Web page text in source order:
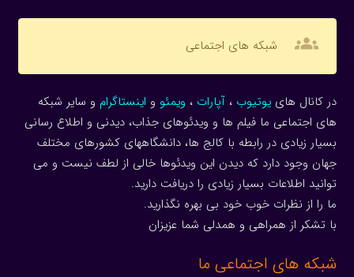
groups شبکه های اجتماعی
در کانال هاییوتیوب ، آپارات ، ویمئو و اینستاگرام و سایر شبکه
های اجتماعی ما فیلم ها و ویدئوهای جذاب، دیدنی و اطلاع رسانی
بسیار زیادی در رابطه با کالج ها، دانشگاههای کشورهای مختلف
جهان وجود دارد که دیدن این ویدئوها خالی از لطف نیست و می
توانید اطلاعات بسیار زیادی را دریافت دارید.
ما را از نظرات خوب خود بی بهره نگذارید.
با تشکر از همراهی و همدلی شما عزیزان
شبکه های اجتماعی ما